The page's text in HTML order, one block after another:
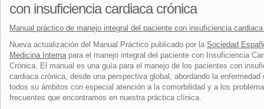
con insuficiencia cardiaca crónica
Manual práctico de manejo integral del paciente con insuficiencia
Nueva actualización del Manual Práctico publicado por la Sociedad
Medicina Internapara el manejo integral del paciente con Insuficiencia
Crónica. El manual es una guía para el manejo de los pacientes con
cardiaca crónica, desde una perspectiva global, abordando la enfermedad
todos su ámbitos con especial atención a la comorbilidad y a los
frecuentes que encontramos en nuestra práctica clínica.